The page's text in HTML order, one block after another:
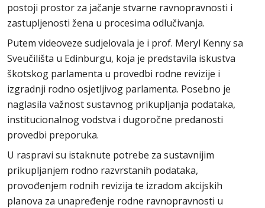
postoji prostor za jačanje stvarne ravnopravnosti i
zastupljenosti žena u procesima odlučivanja.
Putem videoveze sudjelovala je i prof. Meryl Kenny sa
Sveučilišta u Edinburgu, koja je predstavila iskustva
škotskog parlamenta u provedbi rodne revizije i
izgradnji rodno osjetljivog parlamenta. Posebno je
naglasila važnost sustavnog prikupljanja podataka,
institucionalnog vodstva i dugoročne predanosti
provedbi preporuka.
U raspravi su istaknute potrebe za sustavnijim
prikupljanjem rodno razvrstanih podataka,
provođenjem rodnih revizija te izradom akcijskih
planova za unapređenje rodne ravnopravnosti u